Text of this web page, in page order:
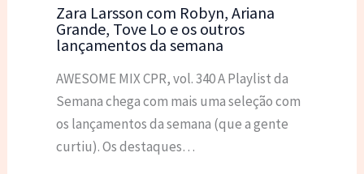
Zara Larsson com Robyn, Ariana
Grande, Tove Lo e os outros
lançamentos da semana
AWESOME MIX CPR, vol. 340 A Playlist da
Semana chega com mais uma seleção com
os lançamentos da semana (que a gente
curtiu). Os destaques…